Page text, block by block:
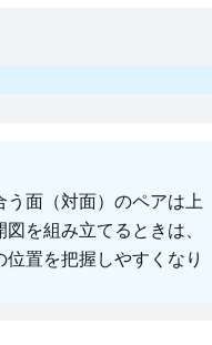
面（対面）のペアは上
を組み立てるときは、
置を把握しやすくなり